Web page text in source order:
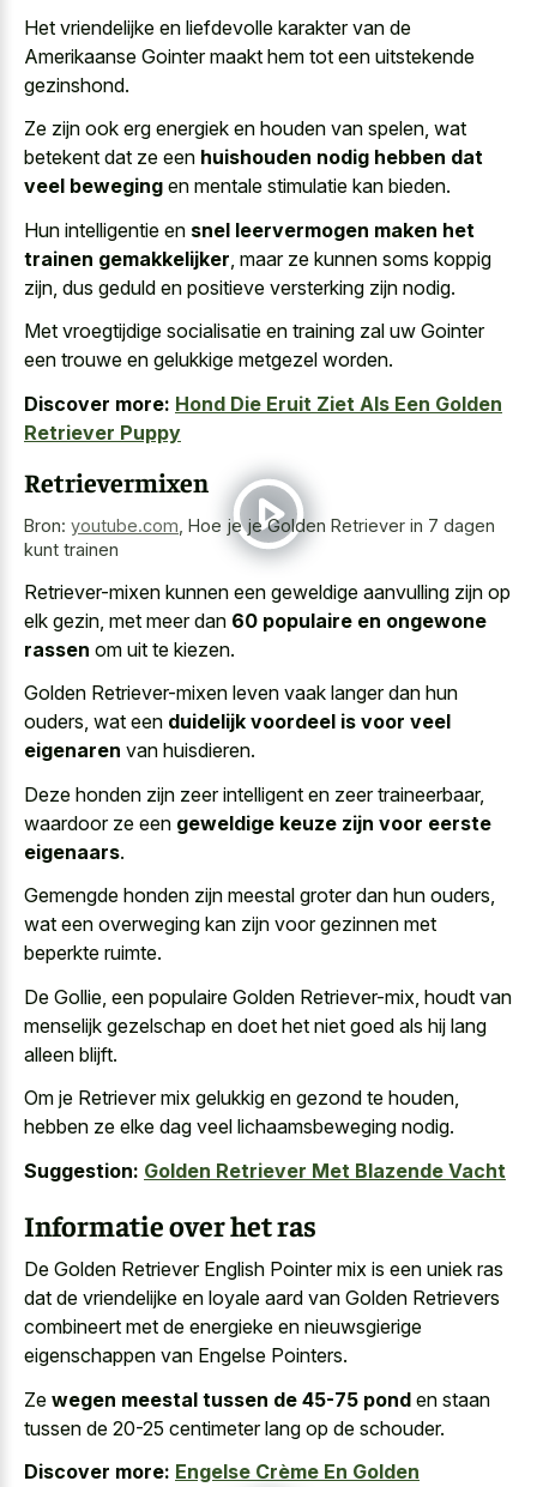
Het vriendelijke en liefdevolle karakter van de
Amerikaanse Gointer maakt hem tot een uitstekende
gezinshond.
Ze zijn ook erg energiek en houden van spelen, wat
betekent dat ze een huishouden nodig hebben dat
veel beweging en mentale stimulatie kan bieden.
Hun intelligentie en snel leervermogen maken het
trainen gemakkelijker , maar ze kunnen soms koppig
zijn, dus geduld en positieve versterking zijn nodig.
Met vroegtijdige socialisatie en training zal uw Gointer
een trouwe en gelukkige metgezel worden.
Discover more: Hond Die Eruit Ziet Als Een Golden
Retriever Puppy
Retrievermixen
Bron: youtube.com Hoe je je Golden Retriever in 7 dagen
kunt trainen
Retriever-mixen kunnen een geweldige aanvulling zijn op
elk gezin, met meer dan 60 populaire en ongewone
rassen om uit te kiezen.
Golden Retriever-mixen leven vaak langer dan hun
ouders, wat een duidelijk voordeel is voor veel
eigenaren van huisdieren.
Deze honden zijn zeer intelligent en zeer traineerbaar,
waardoor ze een geweldige keuze zijn voor eerste
eigenaars.
Gemengde honden zijn meestal groter dan hun ouders,
wat een overweging kan zijn voor gezinnen met
beperkte ruimte.
De Gollie, een populaire Golden Retriever-mix, houdt van
menselijk gezelschap en doet het niet goed als hij lang
alleen blijft.
Om je Retriever mix gelukkig en gezond te houden,
hebben ze elke dag veel lichaamsbeweging nodig.
Suggestion: Golden Retriever Met Blazende Vacht
Informatie over het ras
De Golden Retriever English Pointer mix is een uniek ras
dat de vriendelijke en loyale aard van Golden Retrievers
combineert met de energieke en nieuwsgierige
eigenschappen van Engelse Pointers.
Ze wegen meestal tussen de 45-75 pond en staan
tussen de 20-25 centimeter lang op de schouder.
Discover more: Engelse Crème En Golden